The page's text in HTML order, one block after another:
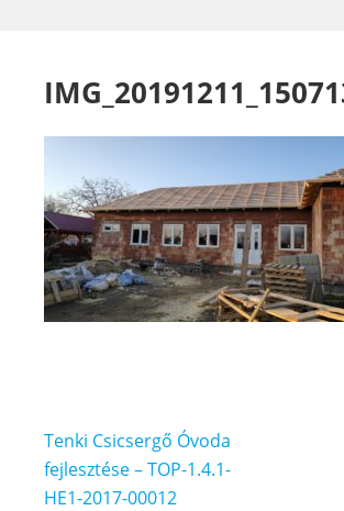
Bejegyzés
navigáció
Tenki Csicsergő Óvoda
fejlesztése – TOP-1.4.1-
HE1-2017-00012